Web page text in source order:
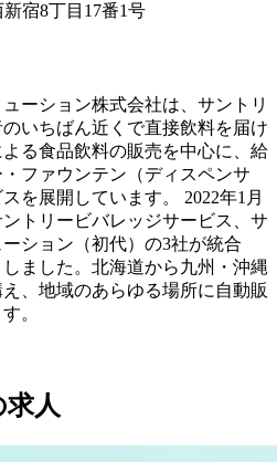
宿8丁目17番1号
ーション株式会社は、サントリ
いちばん近くで直接飲料を届け
る食品飲料の販売を中心に、給
ファウンテン（ディスペンサ
を展開しています。 2022年1月
トリービバレッジサービス、サ
ション（初代）の3社が統合
ました。北海道から九州・沖縄
、地域のあらゆる場所に自動販
。
求人